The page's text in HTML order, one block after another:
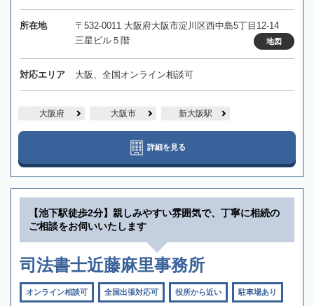
所在地
〒532-0011 大阪府大阪市淀川区西中島5丁目12-14
三星ビル５階
地図
対応エリア 大阪、全国オンライン相談可
大阪府 大阪市 新大阪駅
詳細を見る
【池下駅徒歩2分】親しみやすい雰囲気で、丁寧に相続の
ご相談をお伺いいたします
司法書士近藤麻里事務所
オンライン相談可 全国出張対応可 役所から近い 駐車場あり